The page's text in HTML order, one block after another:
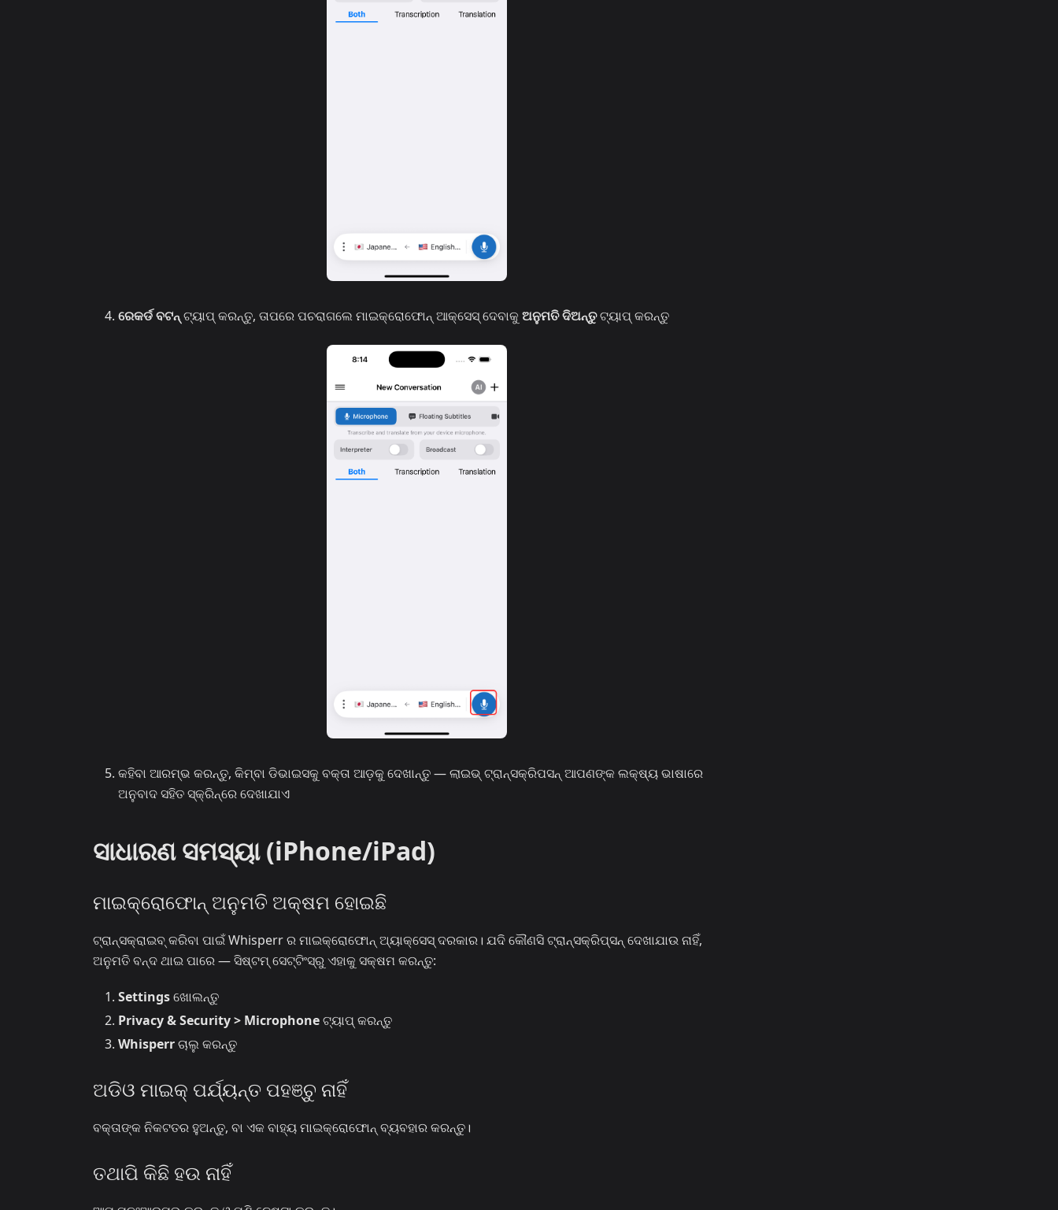
ରେକର୍ଡ ବଟନ୍ଟ୍ୟାପ୍ କରନ୍ତୁ, ତାପରେ ପଚରାଗଲେ ମାଇକ୍ରୋଫୋନ୍ ଆକ୍ସେସ୍ ଦେବାକୁଅନୁମତି ଦିଅନ୍ତୁଟ୍ୟାପ୍ କରନ୍ତୁ
କହିବା ଆରମ୍ଭ କରନ୍ତୁ, କିମ୍ବା ଡିଭାଇସକୁ ବକ୍ତା ଆଡ଼କୁ ଦେଖାନ୍ତୁ — ଲାଇଭ୍ ଟ୍ରାନ୍ସକ୍ରିପସନ୍ ଆପଣଙ୍କ ଲକ୍ଷ୍ୟ ଭାଷାରେ
ଅନୁବାଦ ସହିତ ସ୍କ୍ରିନ୍‌ରେ ଦେଖାଯାଏ
ସାଧାରଣ ସମସ୍ୟା (iPhone/iPad)
ମାଇକ୍ରୋଫୋନ୍ ଅନୁମତି ଅକ୍ଷମ ହୋଇଛି
ଟ୍ରାନ୍ସକ୍ରାଇବ୍ କରିବା ପାଇଁ Whisperr ର ମାଇକ୍ରୋଫୋନ୍ ଅ୍ୟାକ୍ସେସ୍ ଦରକାର। ଯଦି କୌଣସି ଟ୍ରାନ୍ସକ୍ରିପ୍ସନ୍ ଦେଖାଯାଉ ନାହିଁ,
ଅନୁମତି ବନ୍ଦ ଥାଇ ପାରେ — ସିଷ୍ଟମ୍ ସେଟ୍ଟିଂସ୍‌ରୁ ଏହାକୁ ସକ୍ଷମ କରନ୍ତୁ:
Settingsଖୋଲନ୍ତୁ
Privacy & Security > Microphoneଟ୍ୟାପ୍ କରନ୍ତୁ
Whisperrଚାଲୁ କରନ୍ତୁ
ଅଡିଓ ମାଇକ୍‌ ପର୍ଯ୍ୟନ୍ତ ପହଞ୍ଚୁ ନାହିଁ
ବକ୍ତାଙ୍କ ନିକଟତର ହୁଅନ୍ତୁ, ବା ଏକ ବାହ୍ୟ ମାଇକ୍ରୋଫୋନ୍ ବ୍ୟବହାର କରନ୍ତୁ।
ତଥାପି କିଛି ହଉ ନାହିଁ